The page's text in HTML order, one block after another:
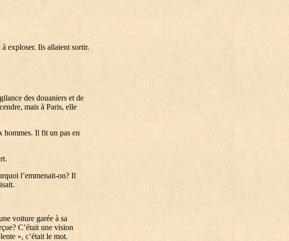
exploser. Ils allaient sortir.
des douaniers et de
mais à Paris, elle
hommes. Il fit un pas en
l’emmenait-on? Il
voiture garée à sa
C’était une vision
», c’était le mot.